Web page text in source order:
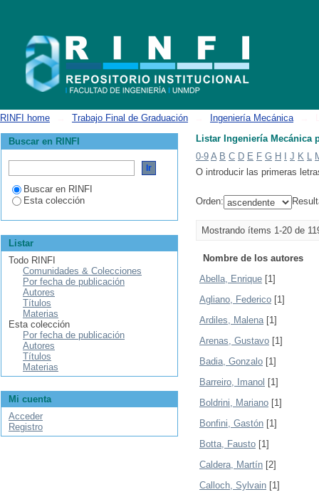
RINFI home Trabajo Final de Graduación Ingeniería Mecánica
Listar Ingeniería Mecánica
0-9 A B C D E F G H J K L
O introducir las primeras
Orden:
Mostrando ítems 1-20 de
Nombre de los autores
Abella, Enrique [1]
Agliano, Federico [1]
Ardiles, Malena[1]
Arenas, Gustavo [1]
Badia, Gonzalo [1]
Barreiro, Imanol [1]
Boldrini, Mariano [1]
Bonfini, Gastón [1]
Botta, Fausto [1]
Caldera, Martín [2]
Calloch, Sylvain [1]
Buscar en RINFI
Buscar en RINFI
Esta colección
Listar
Todo RINFI
Comunidades & Colecciones
Por fecha de publicación
Autores
Títulos
Materias
Esta colección
Por fecha de publicación
Autores
Títulos
Materias
Mi cuenta
Acceder
Registro